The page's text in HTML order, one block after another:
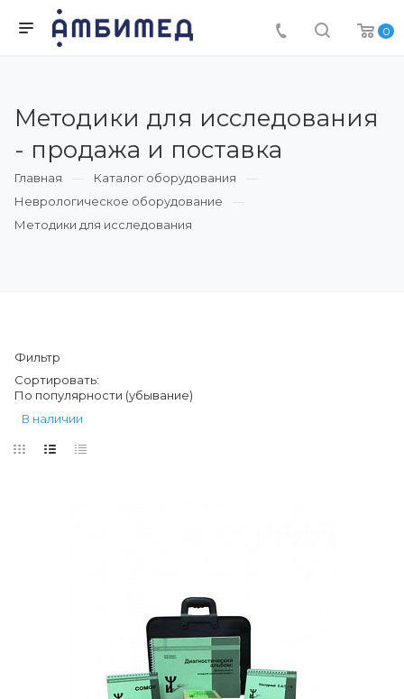
0
Методики для исследования
- продажа и поставка
Главная
Каталог оборудования
Неврологическое оборудование
Методики для исследования
Фильтр
Сортировать:
По популярности (убывание)
В наличии